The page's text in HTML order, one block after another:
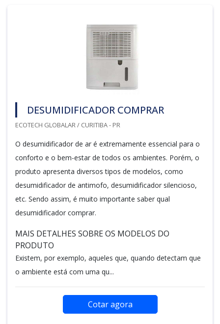
DESUMIDIFICADOR COMPRAR
ECOTECH GLOBALAR / CURITIBA - PR
O desumidificador de ar é extremamente essencial para o
conforto e o bem-estar de todos os ambientes. Porém, o
produto apresenta diversos tipos de modelos, como
desumidificador de antimofo, desumidificador silencioso,
etc. Sendo assim, é muito importante saber qual
desumidificador comprar.
MAIS DETALHES SOBRE OS MODELOS DO
PRODUTO
Existem, por exemplo, aqueles que, quando detectam que
o ambiente está com uma qu...
Cotar agora